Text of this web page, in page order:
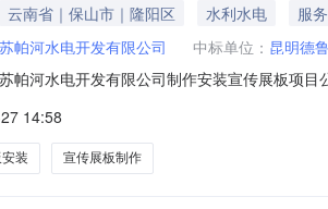
云南省｜保山市｜隆阳区 水利水电
服务
帕河水电开发有限公司 中标单位： 昆明德
帕河水电开发有限公司制作安装宣传展板项
（含税），40424.6元（不含税）。第三成
14:58
装 宣传展板制作